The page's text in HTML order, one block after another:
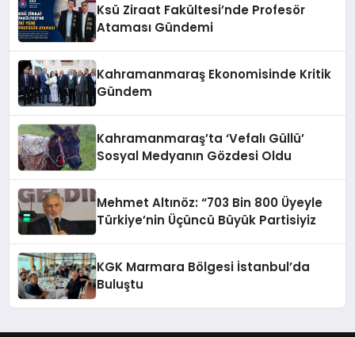
Ksü Ziraat Fakültesi’nde Profesör
Ataması Gündemi
Kahramanmaraş Ekonomisinde Kritik
Gündem
Kahramanmaraş’ta ‘Vefalı Güllü’
Sosyal Medyanın Gözdesi Oldu
Mehmet Altınöz: “703 Bin 800 Üyeyle
Türkiye’nin Üçüncü Büyük Partisiyiz
KGK Marmara Bölgesi İstanbul’da
Buluştu